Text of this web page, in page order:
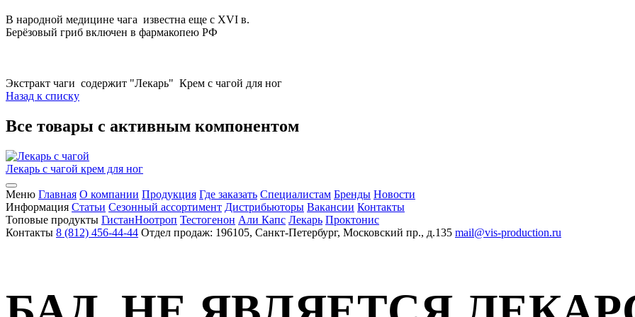
В народной медицине чага известна еще с XVI в.
Берёзовый гриб включен в фармакопею РФ
Экстракт чаги содержит "Лекарь" Крем с чагой для ног
Назад к списку
Все товары с активным компонентом
Лекарь с чагой крем для ног
Меню Главная О компании Продукция Где заказать Специалистам Бренды Новости
Информация Статьи Сезонный ассортимент Дистрибьюторы Вакансии Контакты
Топовые продукты ГистанНоотроп Тестогенон Али Капс Лекарь Проктонис
Контакты 8 (812) 456-44-44 Отдел продаж: 196105, Санкт-Петербург, Московский пр., д.135 mail@vis-production.ru